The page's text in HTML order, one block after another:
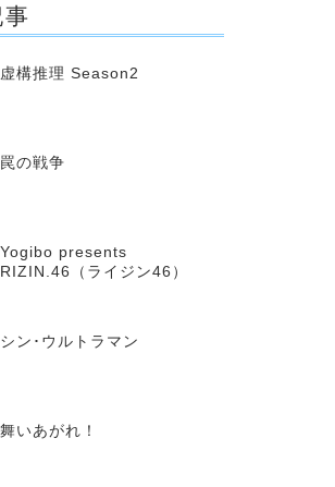
虚構推理 Season2
罠の戦争
Yogibo presents
RIZIN.46（ライジン46）
シン･ウルトラマン
舞いあがれ！